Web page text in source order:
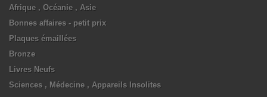
Afrique , Océanie , Asie
Bonnes affaires - petit prix
Plaques émaillées
Bronze
Livres Neufs
Sciences , Médecine , Appareils Insolites